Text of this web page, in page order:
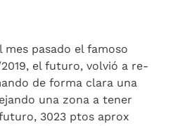
mes pasado el famoso
el futuro, volvió a re-
de forma clara una
una zona a tener
3023 ptos aprox